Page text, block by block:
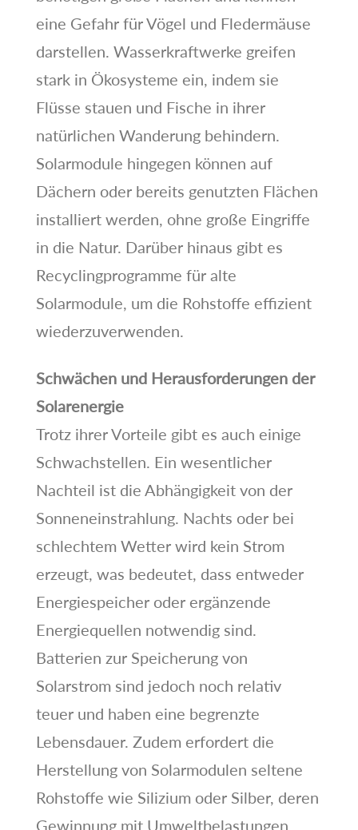
eine Gefahr für Vögel und Fledermäuse
darstellen. Wasserkraftwerke greifen
stark in Ökosysteme ein, indem sie
Flüsse stauen und Fische in ihrer
natürlichen Wanderung behindern.
Solarmodule hingegen können auf
Dächern oder bereits genutzten Flächen
installiert werden, ohne große Eingriffe
in die Natur. Darüber hinaus gibt es
Recyclingprogramme für alte
Solarmodule, um die Rohstoffe effizient
wiederzuverwenden.
Schwächen und Herausforderungen der
Solarenergie
Trotz ihrer Vorteile gibt es auch einige
Schwachstellen. Ein wesentlicher
Nachteil ist die Abhängigkeit von der
Sonneneinstrahlung. Nachts oder bei
schlechtem Wetter wird kein Strom
erzeugt, was bedeutet, dass entweder
Energiespeicher oder ergänzende
Energiequellen notwendig sind.
Batterien zur Speicherung von
Solarstrom sind jedoch noch relativ
teuer und haben eine begrenzte
Lebensdauer. Zudem erfordert die
Herstellung von Solarmodulen seltene
Rohstoffe wie Silizium oder Silber, deren
Gewinnung mit Umweltbelastungen